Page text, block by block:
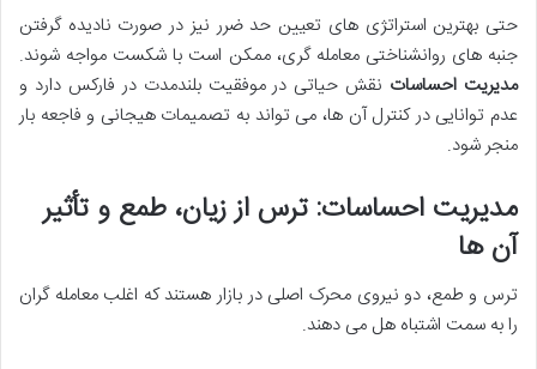
حتی بهترین استراتژی های تعیین حد ضرر نیز در صورت نادیده گرفتن
جنبه های روانشناختی معامله گری، ممکن است با شکست مواجه شوند.
مدیریت احساسات نقش حیاتی در موفقیت بلندمدت در فارکس دارد و
عدم توانایی در کنترل آن ها، می تواند به تصمیمات هیجانی و فاجعه بار
منجر شود.
مدیریت احساسات: ترس از زیان، طمع و تأثیر
آن ها
ترس و طمع، دو نیروی محرک اصلی در بازار هستند که اغلب معامله گران
را به سمت اشتباه هل می دهند.